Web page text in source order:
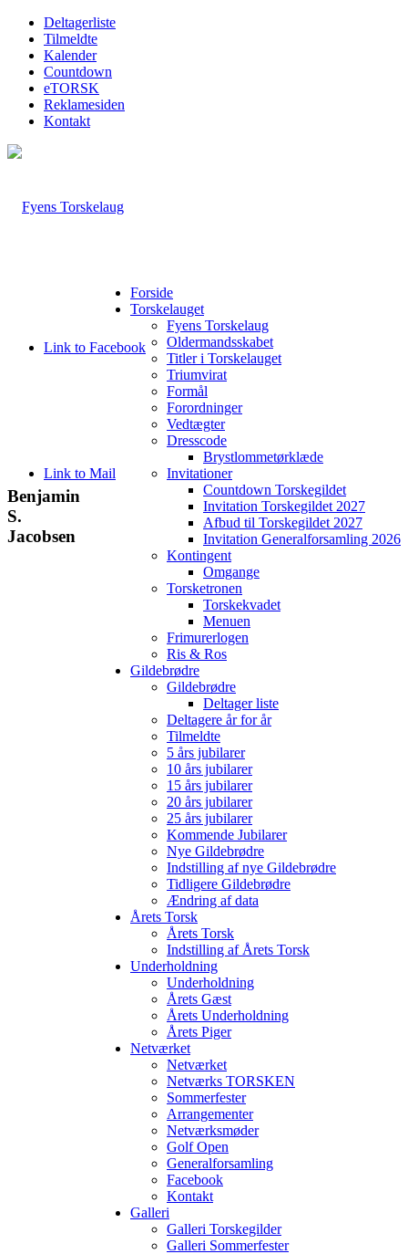
Deltagerliste
Tilmeldte
Kalender
Countdown
eTORSK
Reklamesiden
Kontakt
Link to Facebook
Link to Mail
Forside
Torskelauget
Fyens Torskelaug
Oldermandsskabet
Titler i Torskelauget
Triumvirat
Formål
Forordninger
Vedtægter
Dresscode
Brystlommetørklæde
Invitationer
Countdown Torskegildet
Invitation Torskegildet 2027
Afbud til Torskegildet 2027
Invitation Generalforsamling 2026
Kontingent
Omgange
Torsketronen
Torskekvadet
Menuen
Frimurerlogen
Ris & Ros
Gildebrødre
Gildebrødre
Deltager liste
Deltagere år for år
Tilmeldte
5 års jubilarer
10 års jubilarer
15 års jubilarer
20 års jubilarer
25 års jubilarer
Kommende Jubilarer
Nye Gildebrødre
Indstilling af nye Gildebrødre
Tidligere Gildebrødre
Ændring af data
Årets Torsk
Årets Torsk
Indstilling af Årets Torsk
Underholdning
Underholdning
Årets Gæst
Årets Underholdning
Årets Piger
Netværket
Netværket
Netværks TORSKEN
Sommerfester
Arrangementer
Netværksmøder
Golf Open
Generalforsamling
Facebook
Kontakt
Galleri
Galleri Torskegilder
Galleri Sommerfester
Benjamin
S.
Jacobsen